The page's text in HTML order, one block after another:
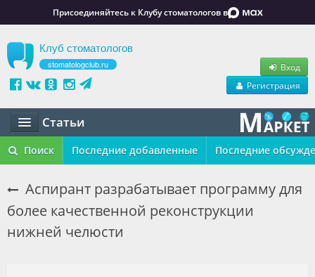
Присоединяйтесь к Клубу стоматологов в
Клуб стоматологов
stomatologclub.ru
Вход
Регистрация
Статьи
Статьи
Обучение
Вакансии
Поиск Последние добавленные Последние
Аспирант разрабатывает программу для
более качественной реконструкции
нижней челюсти